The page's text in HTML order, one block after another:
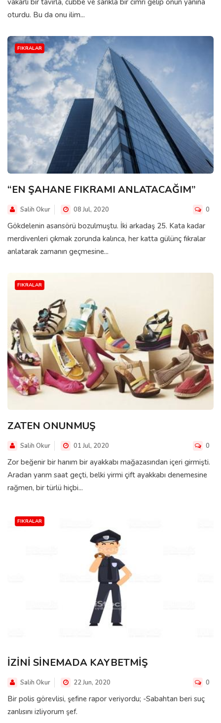
oturdu. Bu da onu ilim...
FIKRALAR
“EN ŞAHANE FIKRAMI ANLATACAĞIM”
Salih Okur 08 Jul, 2020 0
Gökdelenin asansörü bozulmuştu. İki arkadaş 25. Kata kadar
merdivenleri çıkmak zorunda kalınca, her katta gülünç fıkralar
anlatarak zamanın geçmesine...
FIKRALAR
ZATEN ONUNMUŞ
Salih Okur 01 Jul, 2020 0
Zor beğenir bir hanım bir ayakkabı mağazasından içeri girmişti.
Aradan yarım saat geçti, belki yirmi çift ayakkabı denemesine
rağmen, bir türlü hiçbi...
FIKRALAR
İZİNİ SİNEMADA KAYBETMİŞ
Salih Okur 22 Jun, 2020 0
Bir polis görevlisi, şefine rapor veriyordu; -Sabahtan beri suç
zanlısını izliyorum şef.